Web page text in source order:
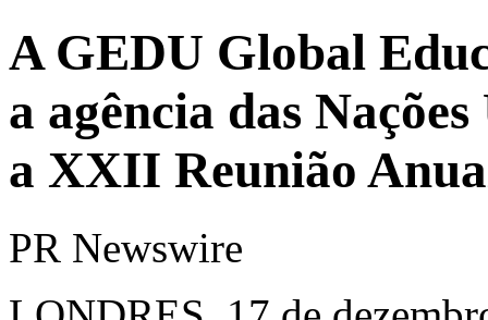
A GEDU Global
a agência das
a XXII Reunião
PR Newswire